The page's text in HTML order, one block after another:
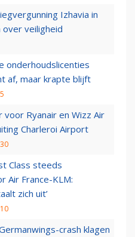
Izhavia in
veiligheid
onderhoudslicenties
af, maar krapte blijft
voor Ryanair en Wizz Air
Charleroi Airport
Class steeds
Air France-KLM:
zich uit’
crash klagen